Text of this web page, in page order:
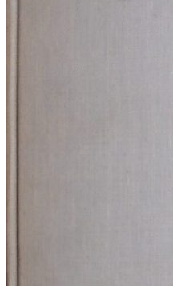
TEORIJA I